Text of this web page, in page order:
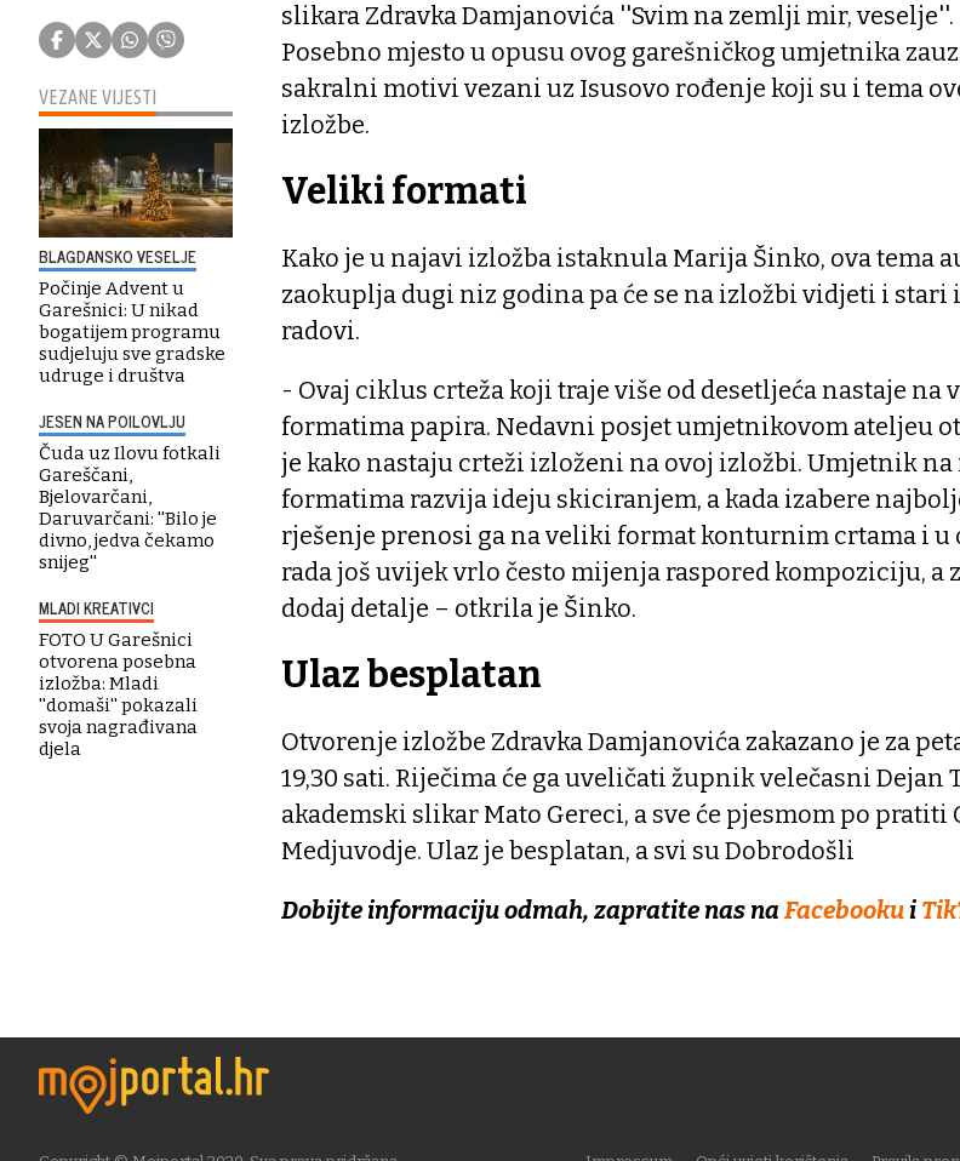
VEZANE VIJESTI
BLAGDANSKO VESELJE
Počinje Advent u
Garešnici: U nikad
bogatijem programu
sudjeluju sve gradske
udruge i društva
JESEN NA POILOVLJU
Čuda uz Ilovu fotkali
Gareščani,
Bjelovarčani,
Daruvarčani: ''Bilo je
divno, jedva čekamo
snijeg''
MLADI KREATIVCI
FOTO U Garešnici
otvorena posebna
izložba: Mladi
''domaši'' pokazali
svoja nagrađivana
djela
slikara Zdravka Damjanovića ''Svim na zemlji mir, veselje''.
Posebno mjesto u opusu ovog garešničkog umjetnika
sakralni motivi vezani uz Isusovo rođenje koji su i tema
izložbe.
Veliki formati
Kako je u najavi izložba istaknula Marija Šinko, ova tema
zaokuplja dugi niz godina pa će se na izložbi vidjeti i stari
radovi.
- Ovaj ciklus crteža koji traje više od desetljeća nastaje na
formatima papira. Nedavni posjet umjetnikovom ateljeu
je kako nastaju crteži izloženi na ovoj izložbi. Umjetnik
formatima razvija ideju skiciranjem, a kada izabere
rješenje prenosi ga na veliki format konturnim crtama i u
rada još uvijek vrlo često mijenja raspored kompoziciju, a
dodaj detalje – otkrila je Šinko.
Ulaz besplatan
Otvorenje izložbe Zdravka Damjanovića zakazano je za
19,30 sati. Riječima će ga uveličati župnik velečasni Dejan
akademski slikar Mato Gereci, a sve će pjesmom po pratiti
Medjuvodje. Ulaz je besplatan, a svi su Dobrodošli
Dobijte informaciju odmah, zapratite nas na Facebooku i